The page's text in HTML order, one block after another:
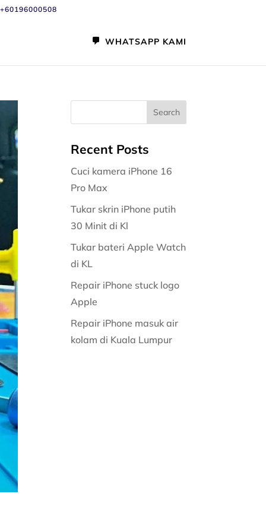
+60196000508
WHATSAPP KAMI
Recent Posts
Cuci kamera iPhone 16
Pro Max
Tukar skrin iPhone putih
30 Minit di Kl
Tukar bateri Apple Watch
di KL
Repair iPhone stuck logo
Apple
Repair iPhone masuk air
kolam di Kuala Lumpur